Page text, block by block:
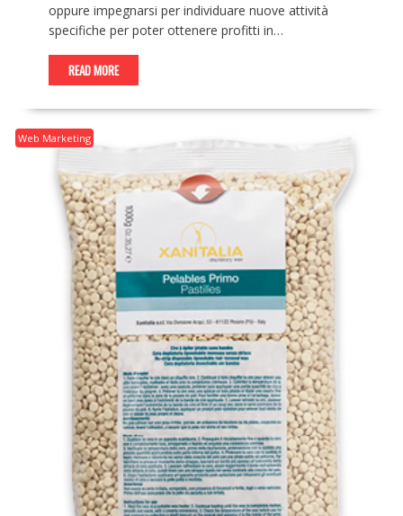
oppure impegnarsi per individuare nuove attività
specifiche per poter ottenere profitti in…
READ MORE
Web Marketing